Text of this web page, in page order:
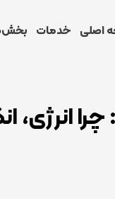
اصلی خدمات
انرژی،